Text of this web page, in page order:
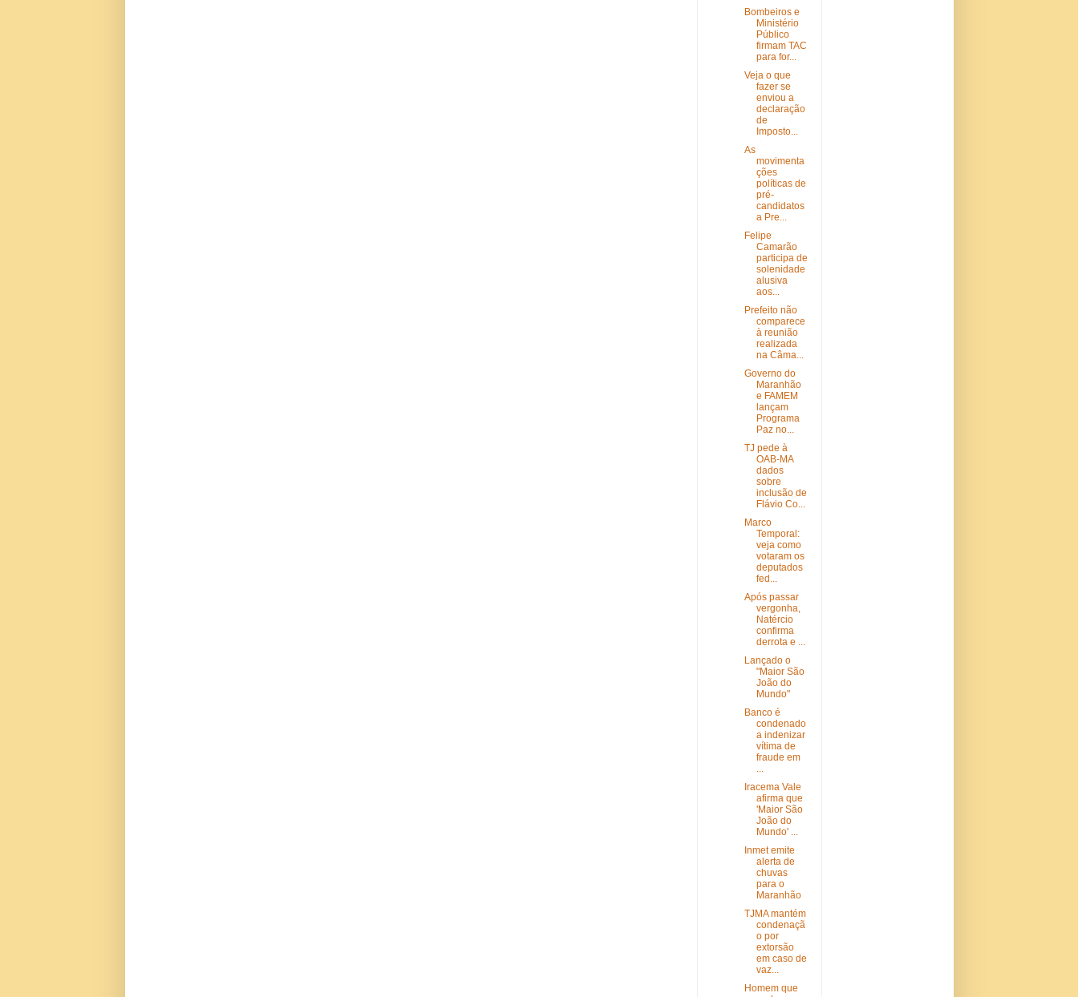
Bombeiros e
Ministério
Público
firmam TAC
para for...
Veja o que
fazer se
enviou a
declaração
de
Imposto...
As
movimenta
ções
políticas de
pré-
candidatos
a Pre...
Felipe
Camarão
participa de
solenidade
alusiva
aos...
Prefeito não
comparece
à reunião
realizada
na Câma...
Governo do
Maranhão
e FAMEM
lançam
Programa
Paz no...
TJ pede à
OAB-MA
dados
sobre
inclusão de
Flávio Co...
Marco
Temporal:
veja como
votaram os
deputados
fed...
Após passar
vergonha,
Natércio
confirma
derrota e ...
Lançado o
"Maior São
João do
Mundo"
Banco é
condenado
a indenizar
vítima de
fraude em
...
Iracema Vale
afirma que
'Maior São
João do
Mundo' ...
Inmet emite
alerta de
chuvas
para o
Maranhão
TJMA mantém
condenaçã
o por
extorsão
em caso de
vaz...
Homem que